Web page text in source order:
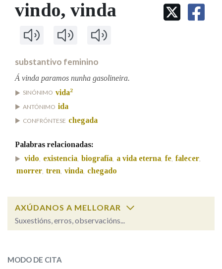
IDENTIDADE CORPORATIVA
MARCIAL DEL ADALID
CASA-MUSEO EMILIA PARDO
BAZÁN
FIGURAS HOMENAXEADAS
HISTORIA
PORTAL DAS PALABRAS
Facebook
TwitterYoutubeInstagram
Bluesky
BUSCAR NOS LEMAS
Comeza por
Contén
BUSCAR NO CONTIDO
Nas definicións
Nos exemplos
vindo, vinda
substantivo feminino
Á vinda paramos nunha gasolineira.
SINÓNIMO vida2
ANTÓNIMO ida
CONFRÓNTESE chegada
Palabras relacionadas:
vido existencia biografía a vida eterna fe falecer
morrer tren vinda chegado
AXÚDANOS A MELLORAR
Suxestións, erros, observacións...
ESCOLLE UNHA OPCIÓN:
MODO DE CITA